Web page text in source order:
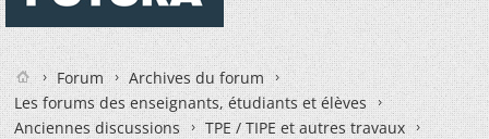
Forum
Archives du forum
Les forums des enseignants, étudiants et élèves
Anciennes discussions
TPE / TIPE et autres travaux